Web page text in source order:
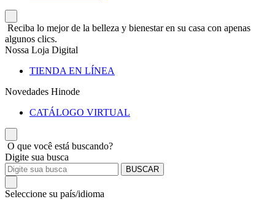
Reciba lo mejor de la belleza y bienestar en su casa con apenas
algunos clics.
Nossa Loja Digital
TIENDA EN LÍNEA
Novedades Hinode
CATÁLOGO VIRTUAL
O que você está buscando?
Digite sua busca
BUSCAR
Seleccione su país/idioma